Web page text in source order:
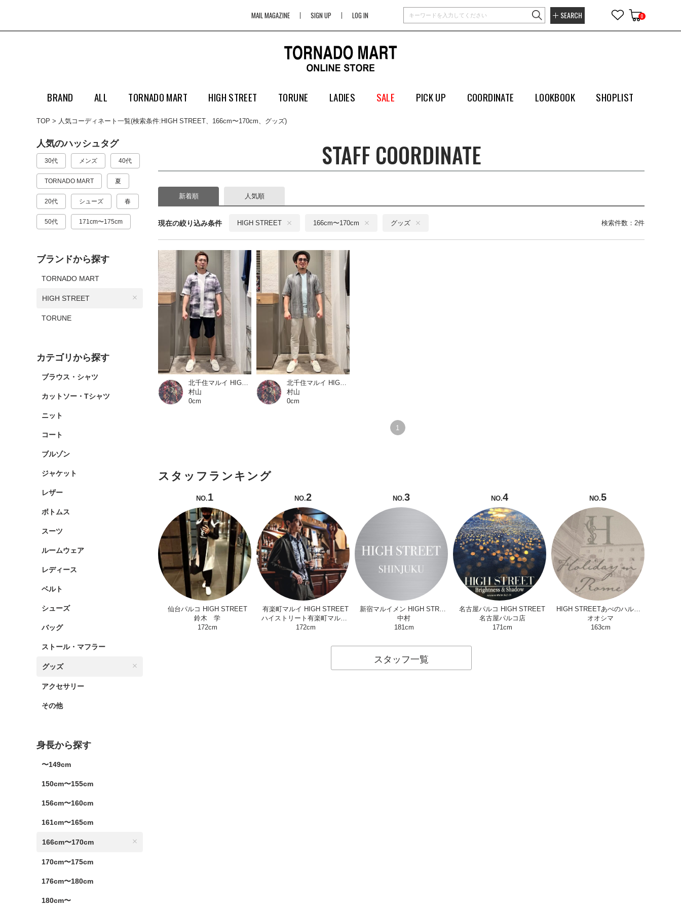
MAIL MAGAZINE SIGN UP LOG IN SEARCH 0
BRAND ALL TORNADO MART HIGH STREET TORUNE LADIES SALE PICK UP COORDINATE LOOKBOOK SHOPLIST
TOP 人気コーディネート一覧(検索条件:HIGH STREET、166cm〜170cm、グッズ)
人気のハッシュタグ
30代 メンズ 40代
TORNADO MART 夏
20代 シューズ 春
50代 171cm〜175cm
ブランドから探す
TORNADO MART
HIGH STREET
TORUNE
カテゴリから探す
ブラウス・シャツ
カットソー・Tシャツ
ニット
コート
ブルゾン
ジャケット
レザー
ボトムス
スーツ
ルームウェア
レディース
ベルト
シューズ
バッグ
ストール・マフラー
グッズ
アクセサリー
その他
身長から探す
〜149cm
150cm〜155cm
156cm〜160cm
161cm〜165cm
166cm〜170cm
170cm〜175cm
176cm〜180cm
180cm〜
STAFF COORDINATE
新着順 人気順
現在の絞り込み条件 HIGH STREET 166cm〜170cm グッズ 検索件数：2件
北千住マルイ HIGH STREET
村山
0cm
北千住マルイ HIGH STREET
村山
0cm
1
スタッフランキング
NO.1
仙台パルコ HIGH STREET
鈴木 学
172cm
NO.2
有楽町マルイ HIGH STREET
ハイストリート有楽町マルイ店
172cm
NO.3
新宿マルイメン HIGH STREET
中村
181cm
NO.4
名古屋パルコ HIGH STREET
名古屋パルコ店
171cm
NO.5
HIGH STREETあべのハルカス近鉄本店
オオシマ
163cm
スタッフ一覧